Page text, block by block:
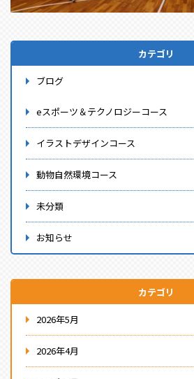
カテゴリ
ブログ
eスポーツ＆テクノロジーコース
イラストデザインコース
動物自然環境コース
未分類
お知らせ
カテゴリ
2026年5月
2026年4月